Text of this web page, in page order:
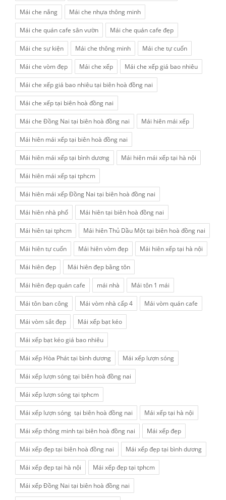
Mái che nắng Mái che nhựa thông minh
Mái che quán cafe sân vườn Mái che quán cafe đẹp
Mái che sự kiện Mái che thông minh Mái che tự cuốn
Mái che vòm đẹp Mái che xếp Mái che xếp giá bao nhiêu
Mái che xếp giá bao nhiêu tại biên hoà đồng nai
Mái che xếp tại biên hoà đồng nai
Mái che Đồng Nai tại biên hoà đồng nai Mái hiên mái xếp
Mái hiên mái xếp tại biên hoà đồng nai
Mái hiên mái xếp tại bình dương Mái hiên mái xếp tại hà nội
Mái hiên mái xếp tại tphcm
Mái hiên mái xếp Đồng Nai tại biên hoà đồng nai
Mái hiên nhà phố Mái hiên tại biên hoà đồng nai
Mái hiên tại tphcm Mái hiên Thủ Dầu Một tại biên hoà đồng nai
Mái hiên tự cuốn Mái hiên vòm đẹp Mái hiên xếp tại hà nội
Mái hiên đẹp Mái hiên đẹp bằng tôn
Mái hiên đẹp quán cafe mái nhà Mái tôn 1 mái
Mái tôn ban công Mái vòm nhà cấp 4 Mái vòm quán cafe
Mái vòm sắt đẹp Mái xếp bạt kéo
Mái xếp bạt kéo giá bao nhiêu
Mái xếp Hòa Phát tại bình dương Mái xếp lượn sóng
Mái xếp lượn sóng tại biên hoà đồng nai
Mái xếp lượn sóng tại tphcm
Mái xếp lượn sóng tại biên hoà đồng nai Mái xếp tại hà nội
Mái xếp thông minh tại biên hoà đồng nai Mái xếp đẹp
Mái xếp đẹp tại biên hoà đồng nai Mái xếp đẹp tại bình dương
Mái xếp đẹp tại hà nội Mái xếp đẹp tại tphcm
Mái xếp Đồng Nai tại biên hoà đồng nai